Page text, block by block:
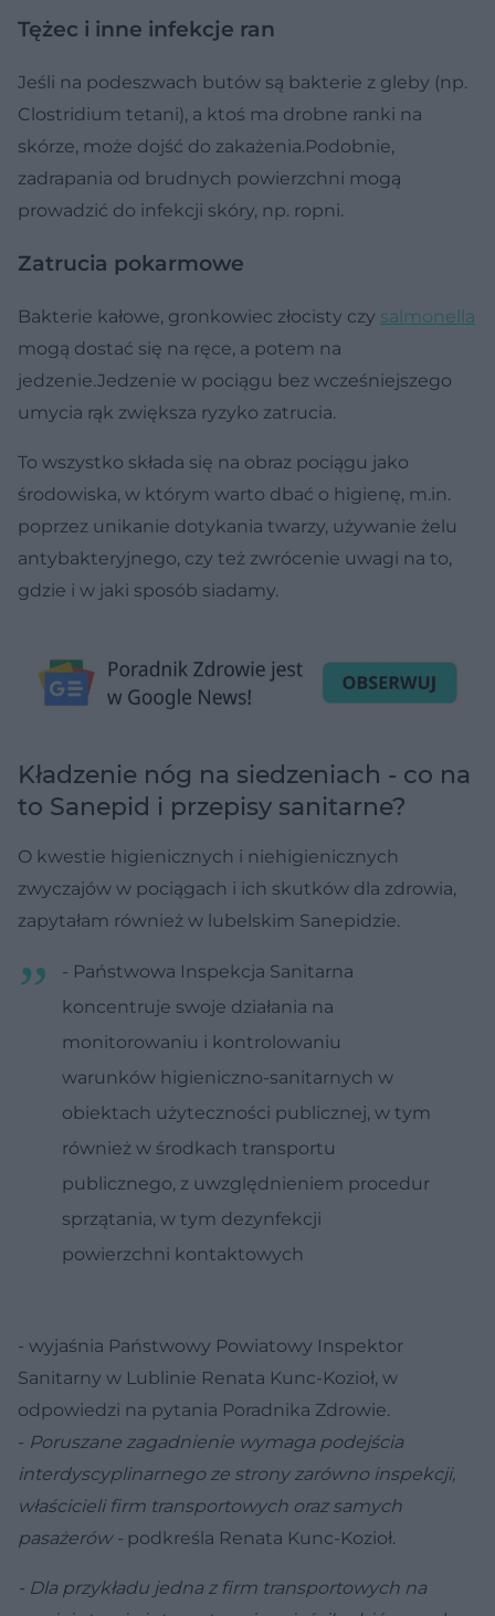
Tężec i inne infekcje ran
Jeśli na podeszwach butów są bakterie z gleby (np.
Clostridium tetani), a ktoś ma drobne ranki na
skórze, może dojść do zakażenia.Podobnie,
zadrapania od brudnych powierzchni mogą
prowadzić do infekcji skóry, np. ropni.
Zatrucia pokarmowe
Bakterie kałowe, gronkowiec złocisty czy salmonella
mogą dostać się na ręce, a potem na
jedzenie.Jedzenie w pociągu bez wcześniejszego
umycia rąk zwiększa ryzyko zatrucia.
To wszystko składa się na obraz pociągu jako
środowiska, w którym warto dbać o higienę, m.in.
poprzez unikanie dotykania twarzy, używanie żelu
antybakteryjnego, czy też zwrócenie uwagi na to,
gdzie i w jaki sposób siadamy.
Kładzenie nóg na siedzeniach - co na
to Sanepid i przepisy sanitarne?
O kwestie higienicznych i niehigienicznych
zwyczajów w pociągach i ich skutków dla zdrowia,
zapytałam również w lubelskim Sanepidzie.
- Państwowa Inspekcja Sanitarna
koncentruje swoje działania na
monitorowaniu i kontrolowaniu
warunków higieniczno-sanitarnych w
obiektach użyteczności publicznej, w tym
również w środkach transportu
publicznego, z uwzględnieniem procedur
sprzątania, w tym dezynfekcji
powierzchni kontaktowych
- wyjaśnia Państwowy Powiatowy Inspektor
Sanitarny w Lublinie Renata Kunc-Kozioł, w
odpowiedzi na pytania Poradnika Zdrowie.
- Poruszane zagadnienie wymaga podejścia
interdyscyplinarnego ze strony zarówno inspekcji,
właścicieli firm transportowych oraz samych
pasażerów - podkreśla Renata Kunc-Kozioł.
- Dla przykładu jedna z firm transportowych na